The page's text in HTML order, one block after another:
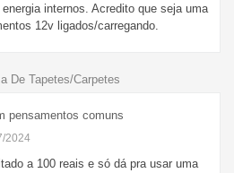
internos. Acredito que seja uma
12v ligados/carregando.
De Tapetes/Carpetes
pensamentos comuns
2024
a 100 reais e só dá pra usar uma